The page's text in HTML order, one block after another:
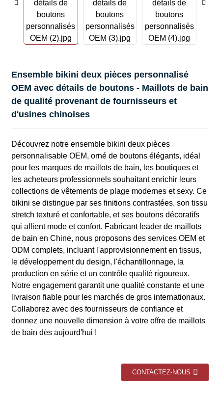
Ensemble bikini deux pièces personnalisé
OEM avec détails de boutons - Maillots de bain
de qualité provenant de fournisseurs et
d'usines chinoises
Découvrez notre ensemble bikini deux pièces
personnalisable OEM, orné de boutons élégants, idéal
pour les marques de maillots de bain, les boutiques et
les acheteurs professionnels souhaitant enrichir leurs
collections de vêtements de plage modernes et sexy. Ce
bikini se distingue par ses finitions contrastées, son tissu
stretch texturé et confortable, et ses boutons décoratifs
qui allient mode et confort. Fabricant leader de maillots
de bain en Chine, nous proposons des services OEM et
ODM complets, incluant l'approvisionnement en tissus,
le développement du design, l'échantillonnage, la
production en série et un contrôle qualité rigoureux.
Notre engagement garantit une qualité constante et une
livraison fiable pour les marchés de gros internationaux.
Collaborez avec des fournisseurs de confiance et
donnez une nouvelle dimension à votre offre de maillots
de bain dès aujourd'hui !
CONTACTEZ-NOUS